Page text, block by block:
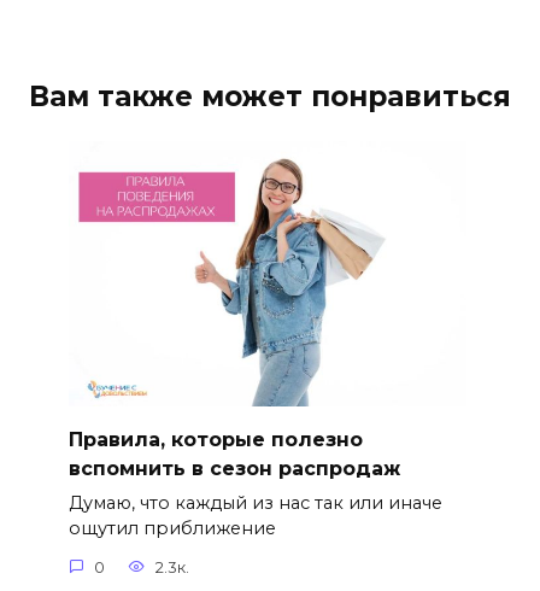
Вам также может понравиться
Правила, которые полезно
вспомнить в сезон распродаж
Думаю, что каждый из нас так или иначе
ощутил приближение
0 2.3к.